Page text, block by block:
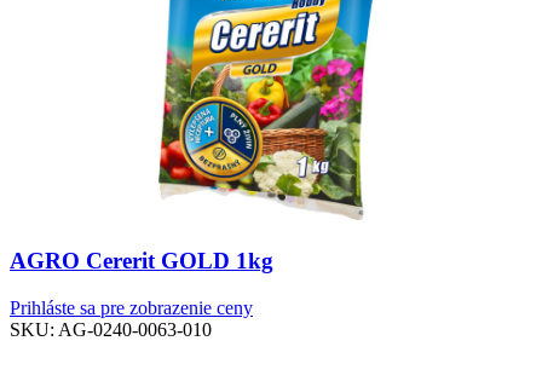
AGRO Cererit GOLD 1kg
Prihláste sa pre zobrazenie ceny
SKU: AG-0240-0063-010